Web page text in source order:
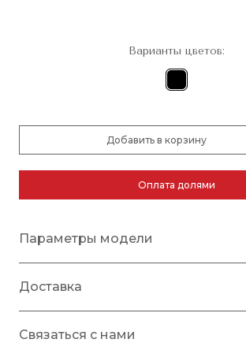
Варианты цветов:
Добавить в корзину
Оплата долями
Параметры модели
Доставка
Связаться с нами